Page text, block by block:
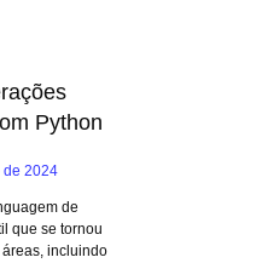
Python
de 2024
de
que se tornou
incluindo